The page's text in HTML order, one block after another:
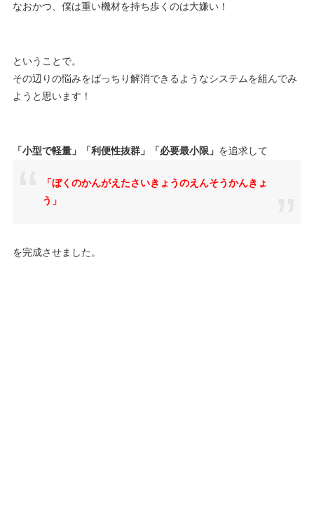
なおかつ、僕は重い機材を持ち歩くのは大嫌い！
ということで。
その辺りの悩みをばっちり解消できるようなシステムを組んでみ
ようと思います！
「小型で軽量」「利便性抜群」「必要最小限」 を追求して
「ぼくのかんがえたさいきょうのえんそうかんきょ
う」
を完成させました。